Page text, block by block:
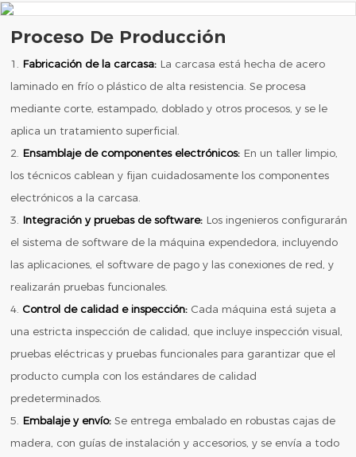
Proceso De Producción
1. Fabricación de la carcasa: La carcasa está hecha de acero
laminado en frío o plástico de alta resistencia. Se procesa
mediante corte, estampado, doblado y otros procesos, y se le
aplica un tratamiento superficial.
2. Ensamblaje de componentes electrónicos: En un taller limpio,
los técnicos cablean y fijan cuidadosamente los componentes
electrónicos a la carcasa.
3. Integración y pruebas de software: Los ingenieros configurarán
el sistema de software de la máquina expendedora, incluyendo
las aplicaciones, el software de pago y las conexiones de red, y
realizarán pruebas funcionales.
4. Control de calidad e inspección: Cada máquina está sujeta a
una estricta inspección de calidad, que incluye inspección visual,
pruebas eléctricas y pruebas funcionales para garantizar que el
producto cumpla con los estándares de calidad
predeterminados.
5. Embalaje y envío: Se entrega embalado en robustas cajas de
madera, con guías de instalación y accesorios, y se envía a todo